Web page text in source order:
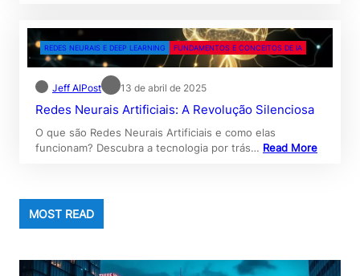
REDES NEURAIS E DEEP LEARNING FUNDAMENTOS E CONCEITOS DE IA
Jeff AIPost 13 de abril de 2025
Redes Neurais Artificiais: A Revolução Silenciosa
O que são Redes Neurais Artificiais e como elas
funcionam? Descubra a tecnologia por trás… Read More
MOST READ